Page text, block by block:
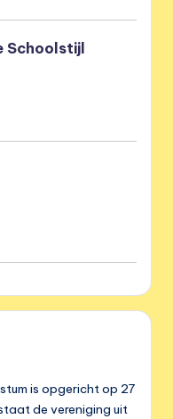
Schoolstijl
is opgericht op 27
de vereniging uit